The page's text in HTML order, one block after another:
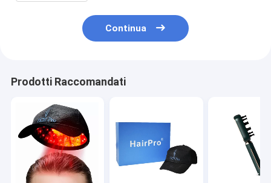
Continua
Prodotti Raccomandati